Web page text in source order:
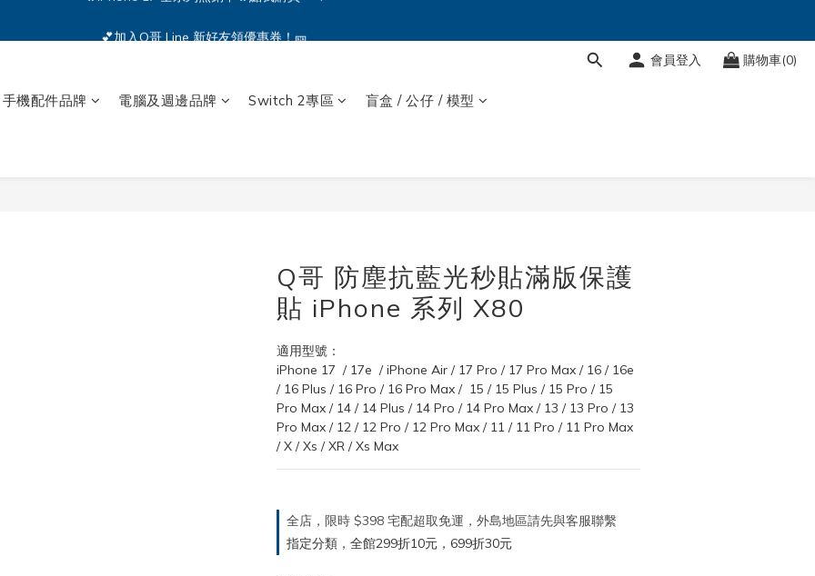
會員登入 購物車(0)
手機配件品牌 電腦及週邊品牌 Switch 2專區 盲盒 / 公仔 / 模型
Q哥 防塵抗藍光秒貼滿版保護
貼 iPhone 系列 X80
適用型號：
iPhone 17  / 17e  / iPhone Air / 17 Pro / 17 Pro Max / 16 / 16e
/ 16 Plus / 16 Pro / 16 Pro Max /  15 / 15 Plus / 15 Pro / 15
Pro Max / 14 / 14 Plus / 14 Pro / 14 Pro Max / 13 / 13 Pro / 13
Pro Max / 12 / 12 Pro / 12 Pro Max / 11 / 11 Pro / 11 Pro Max
/ X / Xs / XR / Xs Max
全店，限時 $398 宅配超取免運，外島地區請先與客服聯繫
指定分類，全館299折10元，699折30元